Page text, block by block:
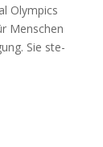
Olym­pics
Men­schen
Sie ste­